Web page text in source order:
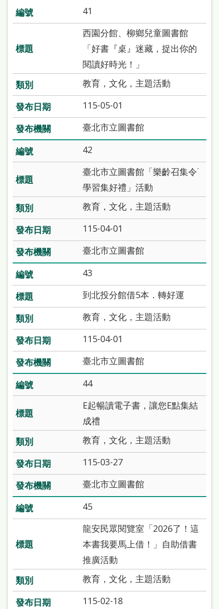
市
圖
網
導
覽
閱
讀
網
兒
童
常
見
問
答
雙
語
詞
彙
台
北
通
陳
情
統
English
日
本
語
私
權
及
網
41
西園分館、柳鄉兒童圖書館
「好書『桌』迷藏，捉出你的
閱讀好時光！」
教育，文化，主題活動
115-05-01
臺北市立圖書館
42
臺北市立圖書館「樂齡召集令˙
學習集好禮」活動
教育，文化，主題活動
115-04-01
臺北市立圖書館
43
到北投分館借5本．轉好運
教育，文化，主題活動
115-04-01
臺北市立圖書館
44
E起暢讀電子書，讓您E點集結
成禮
教育，文化，主題活動
115-03-27
臺北市立圖書館
45
龍安民眾閱覽室「2026了！這
本書我要馬上借！」自助借書
推廣活動
教育，文化，主題活動
115-02-18